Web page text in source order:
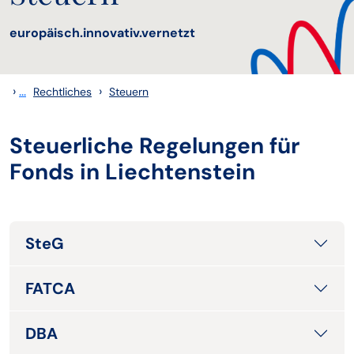
europäisch.innovativ.vernetzt
›... Rechtliches › Steuern
Steuerliche Regelungen für
Fonds in Liechtenstein
SteG
FATCA
DBA